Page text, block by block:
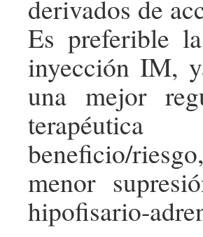
derivados de
Es preferible
inyección IM,
una mejor
beneficio/
menor
hipofisario-